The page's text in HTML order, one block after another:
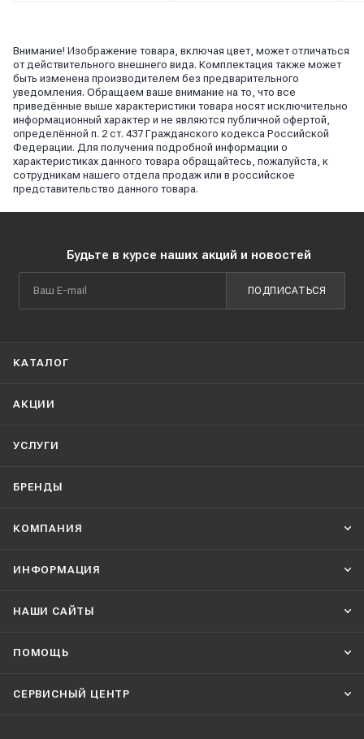
Внимание! Изображение товара, включая цвет, может отличаться
от действительного внешнего вида. Комплектация также может
быть изменена производителем без предварительного
уведомления. Обращаем ваше внимание на то, что все
приведённые выше характеристики товара носят исключительно
информационный характер и не являются публичной офертой,
определённой п. 2 ст. 437 Гражданского кодекса Российской
Федерации. Для получения подробной информации о
характеристиках данного товара обращайтесь, пожалуйста, к
сотрудникам нашего отдела продаж или в российское
представительство данного товара.
Будьте в курсе наших акций и новостей
ПОДПИСАТЬСЯ
КАТАЛОГ
АКЦИИ
УСЛУГИ
БРЕНДЫ
КОМПАНИЯ
ИНФОРМАЦИЯ
НАШИ CАЙТЫ
ПОМОЩЬ
СЕРВИСНЫЙ ЦЕНТР